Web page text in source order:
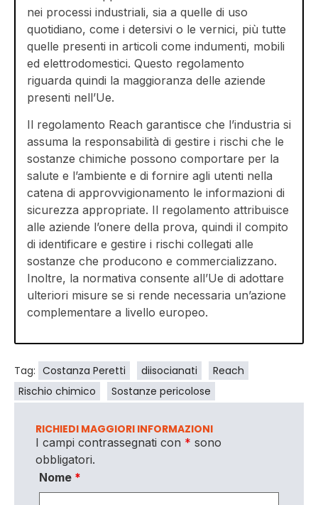
nei processi industriali, sia a quelle di uso
quotidiano, come i detersivi o le vernici, più tutte
quelle presenti in articoli come indumenti, mobili
ed elettrodomestici. Questo regolamento
riguarda quindi la maggioranza delle aziende
presenti nell’Ue.
Il regolamento Reach garantisce che l’industria si
assuma la responsabilità di gestire i rischi che le
sostanze chimiche possono comportare per la
salute e l’ambiente e di fornire agli utenti nella
catena di approvvigionamento le informazioni di
sicurezza appropriate. Il regolamento attribuisce
alle aziende l’onere della prova, quindi il compito
di identificare e gestire i rischi collegati alle
sostanze che producono e commercializzano.
Inoltre, la normativa consente all’Ue di adottare
ulteriori misure se si rende necessaria un’azione
complementare a livello europeo.
Tag: Costanza Peretti diisocianati
Reach
Rischio chimico
Sostanze pericolose
RICHIEDI MAGGIORI INFORMAZIONI
I campi contrassegnati con * sono
obbligatori.
Nome *